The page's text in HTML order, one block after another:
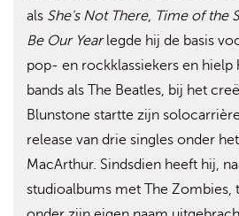
als She's Not There, Time of the
Be Our Yearlegde hij de basis
pop- en rockklassiekers en hielp
bands als The Beatles, bij het
Blunstone startte zijn
release van drie singles onder
MacArthur. Sindsdien heeft hij,
studioalbums met The Zombies,